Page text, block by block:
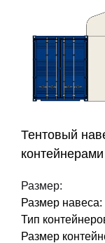
Тентовый
контейнерами
Размер:
Размер
Тип
Размер